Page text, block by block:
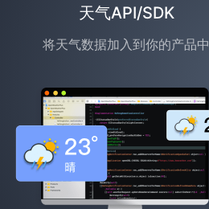
天气API/SDK
将天气数据加入到你的产品中